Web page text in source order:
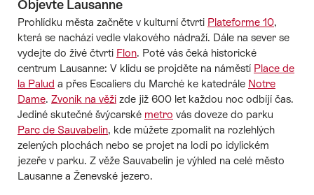
Objevte Lausanne
Prohlídku města začněte v kulturní čtvrti Plateforme 10,
která se nachází vedle vlakového nádraží. Dále na sever se
vydejte do živé čtvrti Flon. Poté vás čeká historické
centrum Lausanne: V klidu se projděte na náměstí Place de
la Palud a přes Escaliers du Marché ke katedrále Notre
Dame. Zvoník na věži zde již 600 let každou noc odbíjí čas.
Jediné skutečné švýcarské metro vás doveze do parku
Parc de Sauvabelin, kde můžete zpomalit na rozlehlých
zelených plochách nebo se projet na lodi po idylickém
jezeře v parku. Z věže Sauvabelin je výhled na celé město
Lausanne a Ženevské jezero.